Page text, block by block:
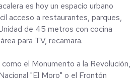
es hoy un espacio urbano
acceso a restaurantes, parques,
de 45 metros con cocina
para TV, recamara.
el Monumento a la Revolución,
"El Moro" o el Frontón